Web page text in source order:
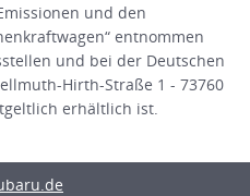
und den
entnommen
und bei der Deutschen
Hirth-Straße 1 - 73760
erhältlich ist.